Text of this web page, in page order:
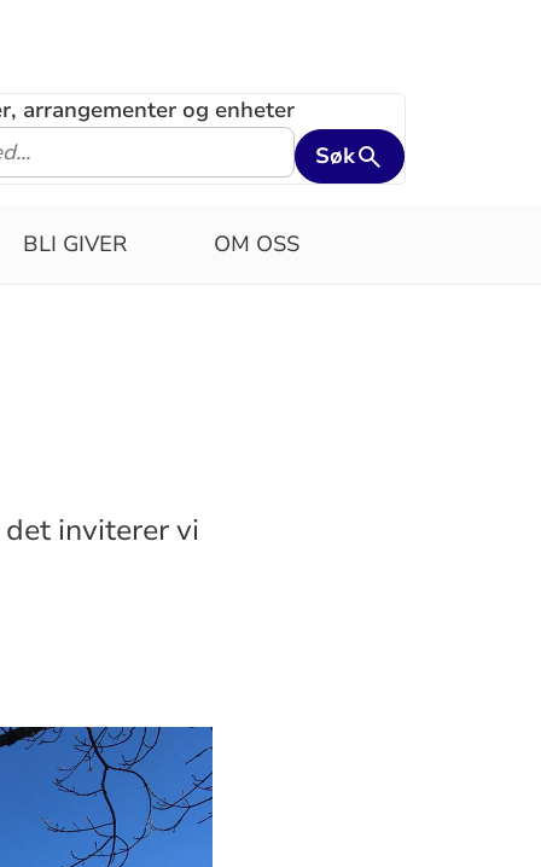
arrangementer og enheter
Søk
BLI GIVER OM OSS
inviterer vi